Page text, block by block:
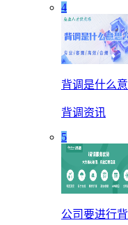
4
背调是什么意
背调资讯
5
公司要进行